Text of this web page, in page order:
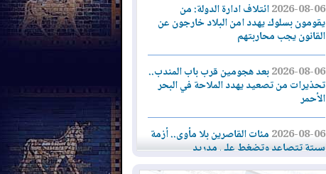
2026-08-06ائتلاف ادارة الدولة: من
يقومون بسلوك يهدد امن البلاد خارجون عن
القانون يجب محاربتهم
2026-08-06بعد هجومين قرب باب المندب..
تحذيرات من تصعيد يهدد الملاحة في البحر
الأحمر
2026-08-06مئات القاصرين بلا مأوى.. أزمة
سبتة تتصاعد وتضغط على مدريد